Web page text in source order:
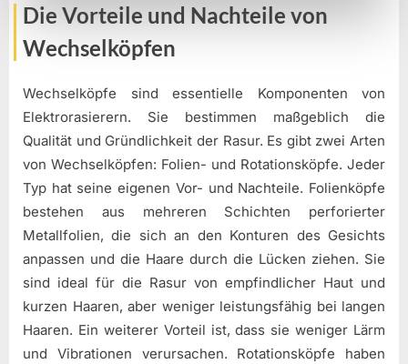
Die Vorteile und Nachteile von
Wechselköpfen
Wechselköpfe sind essentielle Komponenten von
Elektrorasierern. Sie bestimmen maßgeblich die
Qualität und Gründlichkeit der Rasur. Es gibt zwei Arten
von Wechselköpfen: Folien- und Rotationsköpfe. Jeder
Typ hat seine eigenen Vor- und Nachteile. Folienköpfe
bestehen aus mehreren Schichten perforierter
Metallfolien, die sich an den Konturen des Gesichts
anpassen und die Haare durch die Lücken ziehen. Sie
sind ideal für die Rasur von empfindlicher Haut und
kurzen Haaren, aber weniger leistungsfähig bei langen
Haaren. Ein weiterer Vorteil ist, dass sie weniger Lärm
und Vibrationen verursachen. Rotationsköpfe haben